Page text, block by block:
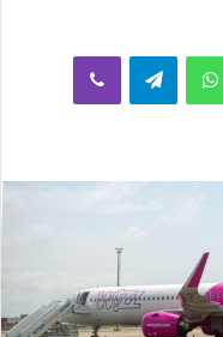
واتساب تيلقرام ڤايبر